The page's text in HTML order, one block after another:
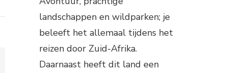
landschappen en wildparken; je
beleeft het allemaal tijdens het
reizen door Zuid-Afrika.
Daarnaast heeft dit land een